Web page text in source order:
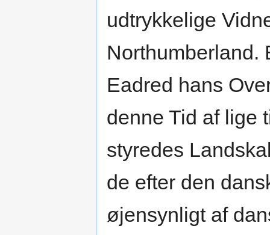
udtrykkelige
Northumberland.
Eadred hans
denne Tid af lige
styredes
de efter den
øjensynligt af